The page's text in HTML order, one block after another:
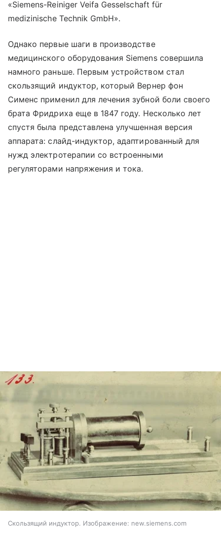
«Siemens-Reiniger Veifa Gesselschaft für
medizinische Technik GmbH».
Однако первые шаги в производстве
медицинского оборудования Siemens совершила
намного раньше. Первым устройством стал
скользящий индуктор, который Вернер фон
Сименс применил для лечения зубной боли своего
брата Фридриха еще в 1847 году. Несколько лет
спустя была представлена улучшенная версия
аппарата: слайд-индуктор, адаптированный для
нужд электротерапии со встроенными
регуляторами напряжения и тока.
Скользящий индуктор. Изображение: new.siemens.com